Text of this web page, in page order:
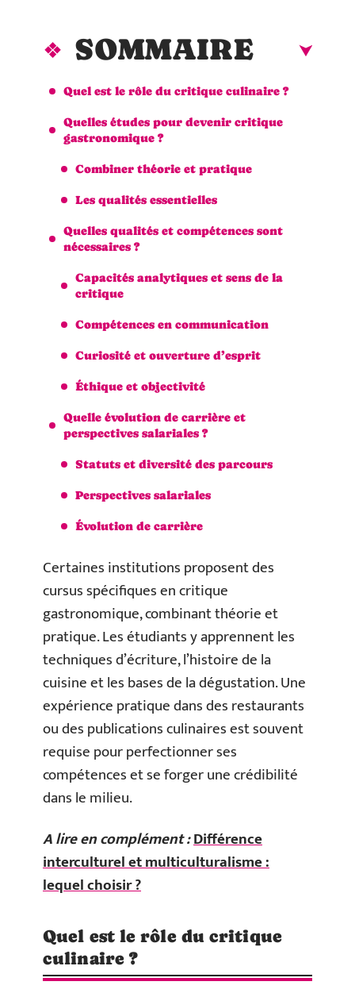
SOMMAIRE
Quel est le rôle du critique culinaire ?
Quelles études pour devenir critique
gastronomique ?
Combiner théorie et pratique
Les qualités essentielles
Quelles qualités et compétences sont
nécessaires ?
Capacités analytiques et sens de la
critique
Compétences en communication
Curiosité et ouverture d’esprit
Éthique et objectivité
Quelle évolution de carrière et
perspectives salariales ?
Statuts et diversité des parcours
Perspectives salariales
Évolution de carrière
Certaines institutions proposent des
cursus spécifiques en critique
gastronomique, combinant théorie et
pratique. Les étudiants y apprennent les
techniques d’écriture, l’histoire de la
cuisine et les bases de la dégustation. Une
expérience pratique dans des restaurants
ou des publications culinaires est souvent
requise pour perfectionner ses
compétences et se forger une crédibilité
dans le milieu.
A lire en complément :Différence
interculturel et multiculturalisme :
lequel choisir ?
Quel est le rôle du critique
culinaire ?